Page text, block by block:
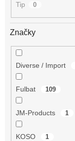
Tip 0
Značky
Diverse / Import
Fulbat 109
JM-Products 1
KOSO 1